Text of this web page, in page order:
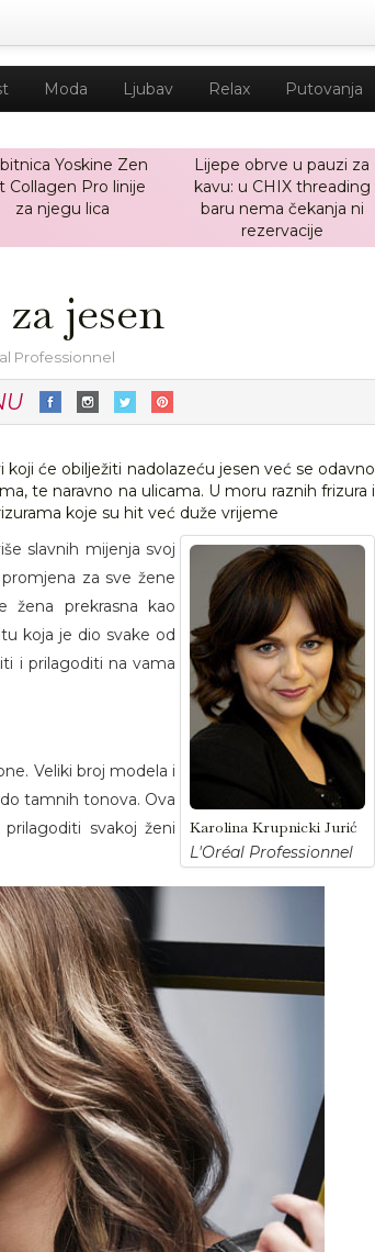
Moda Ljubav Relax Putovanja
Yoskine Zen
Collagen Pro linije
za njegu lica
Lijepe obrve u pauzi za
kavu: u CHIX threading
baru nema čekanja ni
rezervacije
jesen
Professionnel
će obilježiti nadolazeću jesen već se odavno
te naravno na ulicama. U moru raznih frizura i
koje su hit već duže vrijeme
Karolina Krupnicki Jurić
L'Oréal Professionnel
slavnih mijenja svoj
za sve žene
prekrasna kao
koja je dio svake od
i prilagoditi na vama
Veliki broj modela i
tamnih tonova. Ova
svakoj ženi